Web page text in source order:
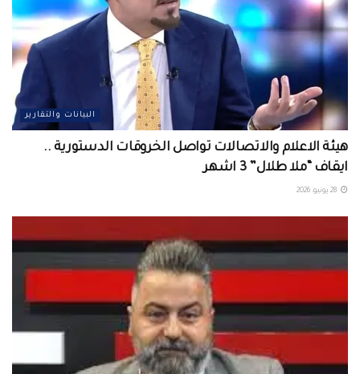
البيانات والتقارير
هيئة الاعلام والاتصالات تواصل الخروقات الدستورية ..
ايقاف “ملا طلال” 3 اشهر